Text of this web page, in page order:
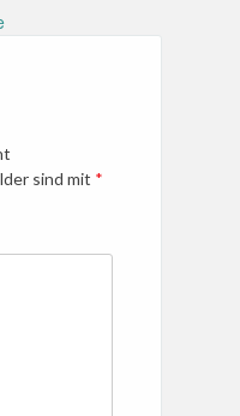
sind mit *